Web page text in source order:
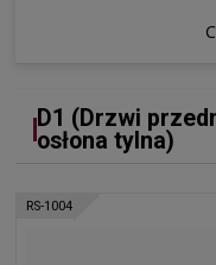
D1 (Drzwi
osłona tylna)
RS-1004